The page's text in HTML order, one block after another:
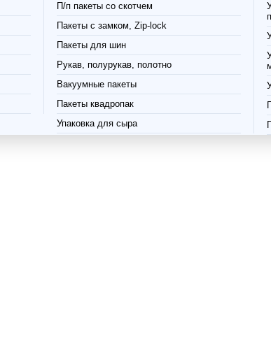
П/п пакеты со скотчем
Пакеты с замком, Zip-lock
Пакеты для шин
Рукав, полурукав, полотно
Вакуумные пакеты
Пакеты квадропак
Упаковка для сыра